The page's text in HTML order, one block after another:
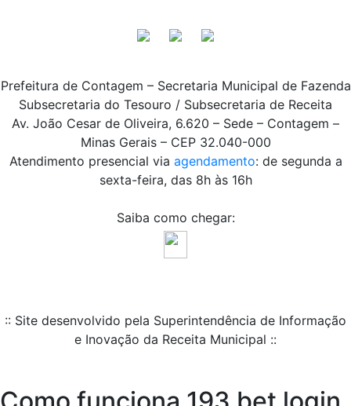
Prefeitura de Contagem – Secretaria Municipal de Fazenda
Subsecretaria do Tesouro / Subsecretaria de Receita
Av. João Cesar de Oliveira, 6.620 – Sede – Contagem –
Minas Gerais – CEP 32.040-000
Atendimento presencial via agendamento: de segunda a
sexta-feira, das 8h às 16h
Saiba como chegar:
:: Site desenvolvido pela Superintendência de Informação
e Inovação da Receita Municipal ::